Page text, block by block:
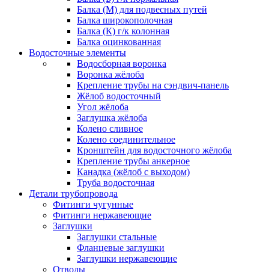
Балка (М) для подвесных путей
Балка широкополочная
Балка (К) г/к колонная
Балка оцинкованная
Водосточные элементы
Водосборная воронка
Воронка жёлоба
Крепление трубы на сэндвич-панель
Жёлоб водосточный
Угол жёлоба
Заглушка жёлоба
Колено сливное
Колено соединительное
Кронштейн для водосточного жёлоба
Крепление трубы анкерное
Канадка (жёлоб с выходом)
Труба водосточная
Детали трубопровода
Фитинги чугунные
Фитинги нержавеющие
Заглушки
Заглушки стальные
Фланцевые заглушки
Заглушки нержавеющие
Отводы